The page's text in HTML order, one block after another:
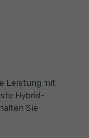
Leistung mit
Hybrid-
Sie